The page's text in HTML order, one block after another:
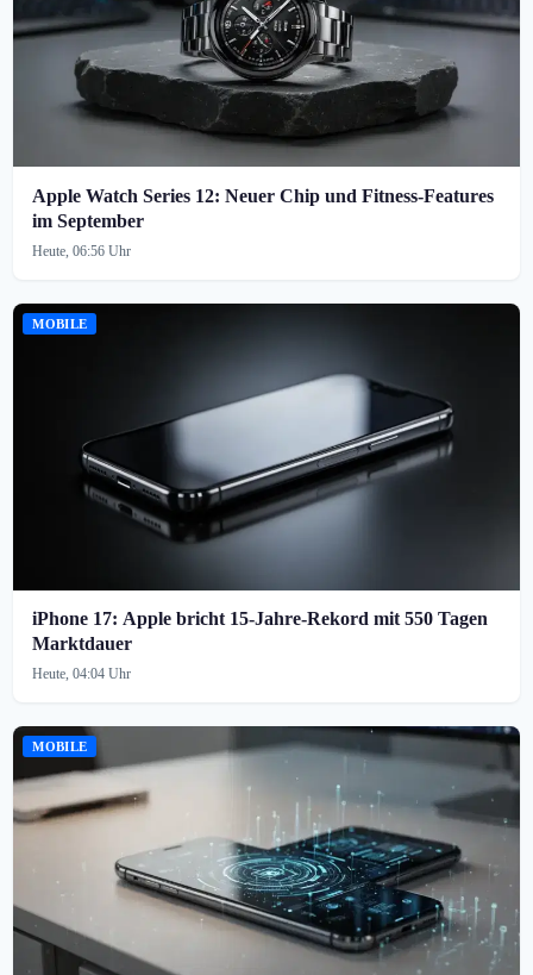
Apple Watch Series 12: Neuer Chip und Fitness-Features
im September
Heute, 06:56 Uhr
MOBILE
iPhone 17: Apple bricht 15-Jahre-Rekord mit 550 Tagen
Marktdauer
Heute, 04:04 Uhr
MOBILE